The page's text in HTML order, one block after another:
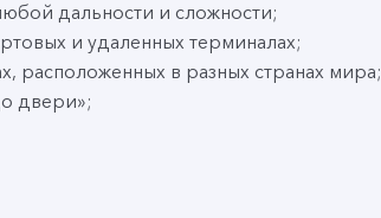
дальности и сложности;
и удаленных терминалах;
расположенных в разных странах мира;
двери»;